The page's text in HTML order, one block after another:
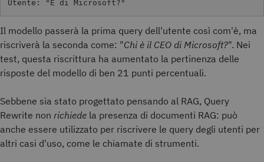
Il modello passerà la prima query dell'utente così com'è, ma
riscriverà la seconda come: "Chi è il CEO di Microsoft?". Nei
test, questa riscrittura ha aumentato la pertinenza delle
risposte del modello di ben 21 punti percentuali.
Sebbene sia stato progettato pensando al RAG, Query
Rewrite non richiede la presenza di documenti RAG: può
anche essere utilizzato per riscrivere le query degli utenti per
altri casi d'uso, come le chiamate di strumenti.